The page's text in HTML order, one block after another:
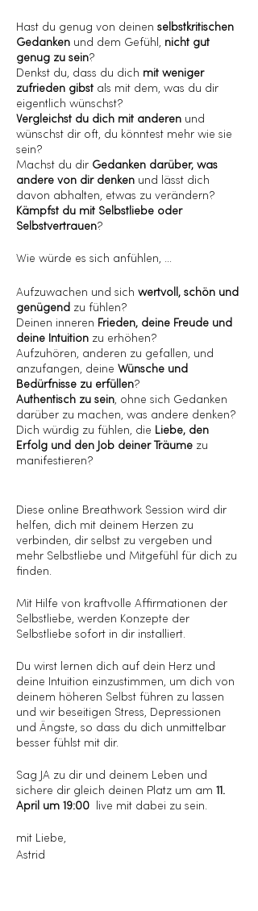
Hast du genug von deinen selbstkritischen
Gedanken und dem Gefühl, nicht gut
genug zu sein?
Denkst du, dass du dich mit weniger
zufrieden gibst als mit dem, was du dir
eigentlich wünschst?
Vergleichst du dich mit anderen und
wünschst dir oft, du könntest mehr wie sie
sein?
Machst du dir Gedanken darüber, was
andere von dir denken und lässt dich
davon abhalten, etwas zu verändern?
Kämpfst du mit Selbstliebe oder
Selbstvertrauen?
Wie würde es sich anfühlen, …
Aufzuwachen und sich wertvoll, schön und
genügend zu fühlen?
Deinen inneren Frieden, deine Freude und
deine Intuition zu erhöhen?
Aufzuhören, anderen zu gefallen, und
anzufangen, deine Wünsche und
Bedürfnisse zu erfüllen?
Authentisch zu sein, ohne sich Gedanken
darüber zu machen, was andere denken?
Dich würdig zu fühlen, die Liebe, den
Erfolg und den Job deiner Träume zu
manifestieren?
Diese online Breathwork Session wird dir
helfen, dich mit deinem Herzen zu
verbinden, dir selbst zu vergeben und
mehr Selbstliebe und Mitgefühl für dich zu
finden.
Mit Hilfe von kraftvolle Affirmationen der
Selbstliebe, werden Konzepte der
Selbstliebe sofort in dir installiert.
Du wirst lernen dich auf dein Herz und
deine Intuition einzustimmen, um dich von
deinem höheren Selbst führen zu lassen
und wir beseitigen Stress, Depressionen
und Ängste, so dass du dich unmittelbar
besser fühlst mit dir.
Sag JA zu dir und deinem Leben und
sichere dir gleich deinen Platz um am 11.
April um 19:00 live mit dabei zu sein.
mit Liebe,
Astrid